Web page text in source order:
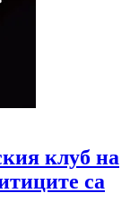
клуб на
са